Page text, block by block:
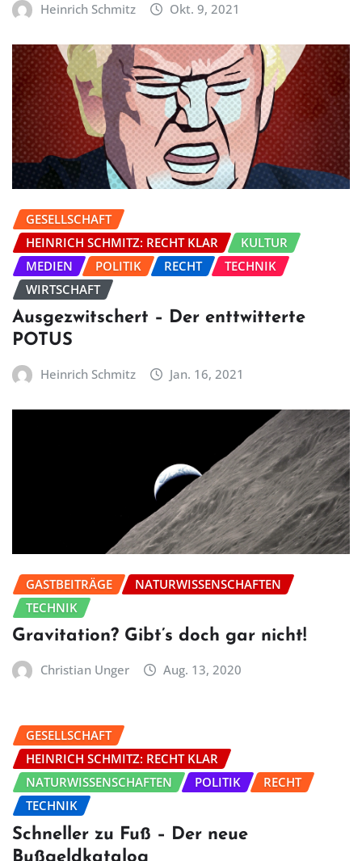
Heinrich Schmitz Okt. 9, 2021
GESELLSCHAFT
HEINRICH SCHMITZ: RECHT KLAR
KULTUR
MEDIEN
POLITIK RECHT
TECHNIK
WIRTSCHAFT
Ausgezwitschert – Der enttwitterte
POTUS
Heinrich Schmitz Jan. 16, 2021
GASTBEITRÄGE
NATURWISSENSCHAFTEN
TECHNIK
Gravitation? Gibt’s doch gar nicht!
Christian Unger Aug. 13, 2020
GESELLSCHAFT
HEINRICH SCHMITZ: RECHT KLAR
NATURWISSENSCHAFTEN
POLITIK
RECHT
TECHNIK
Schneller zu Fuß – Der neue
Bußgeldkatalog